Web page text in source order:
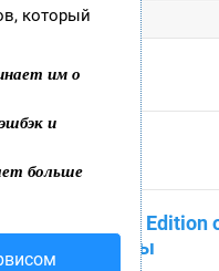
который
им о
и
больше
PS Plus
даты